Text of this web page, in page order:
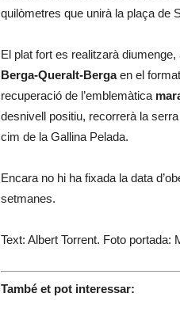
quilòmetres que unirà la plaça de
El plat fort es realitzarà
Berga-Queralt-Bergaen el
recuperació de l’emblemàtica
desnivell positiu, recorrerà la
cim de la Gallina Pelada.
Encara no hi ha fixada la data
setmanes.
Text: Albert Torrent. Foto portada:
També et pot interessar: